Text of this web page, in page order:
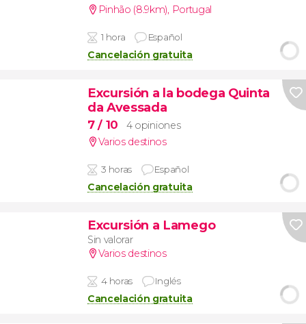
Pinhão (8.9km), Portugal
1 hora Español
Cancelación gratuita
Excursión a la bodega Quinta
da Avessada
7/ 10
4 opiniones
Varios destinos
3 horas Español
Cancelación gratuita
Excursión a Lamego
Sin valorar
Varios destinos
4 horas Inglés
Cancelación gratuita